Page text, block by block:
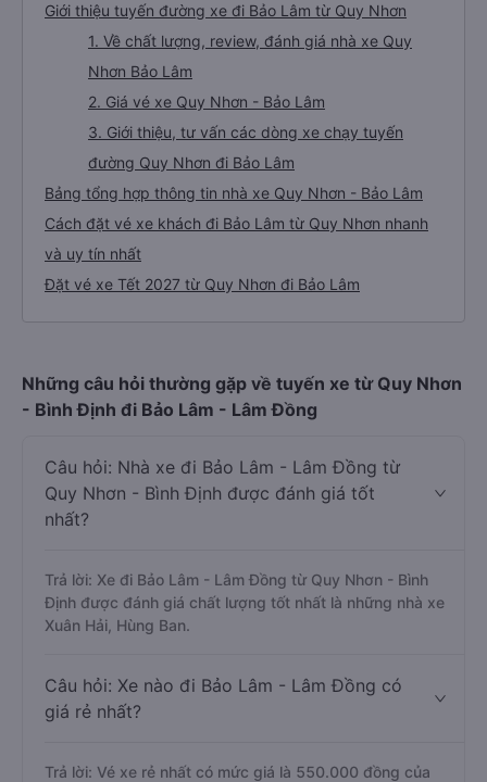
Giới thiệu tuyến đường xe đi Bảo Lâm từ Quy Nhơn
1. Về chất lượng, review, đánh giá nhà xe Quy
Nhơn Bảo Lâm
2. Giá vé xe Quy Nhơn - Bảo Lâm
3. Giới thiệu, tư vấn các dòng xe chạy tuyến
đường Quy Nhơn đi Bảo Lâm
Bảng tổng hợp thông tin nhà xe Quy Nhơn - Bảo Lâm
Cách đặt vé xe khách đi Bảo Lâm từ Quy Nhơn nhanh
và uy tín nhất
Đặt vé xe Tết 2027 từ Quy Nhơn đi Bảo Lâm
Những câu hỏi thường gặp về tuyến xe từ Quy Nhơn
- Bình Định đi Bảo Lâm - Lâm Đồng
Câu hỏi: Nhà xe đi Bảo Lâm - Lâm Đồng từ
Quy Nhơn - Bình Định được đánh giá tốt
nhất?
Trả lời: Xe đi Bảo Lâm - Lâm Đồng từ Quy Nhơn - Bình
Định được đánh giá chất lượng tốt nhất là những nhà xe
Xuân Hải, Hùng Ban.
Câu hỏi: Xe nào đi Bảo Lâm - Lâm Đồng có
giá rẻ nhất?
Trả lời: Vé xe rẻ nhất có mức giá là 550.000 đồng của